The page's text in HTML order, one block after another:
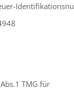
TMG für